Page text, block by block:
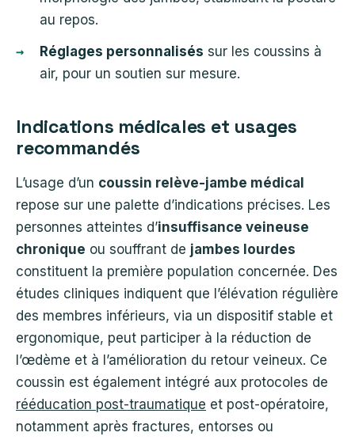
au repos.
Réglages personnalisés sur les coussins à
air, pour un soutien sur mesure.
Indications médicales et usages
recommandés
L’usage d’un coussin relève-jambe médical
repose sur une palette d’indications précises. Les
personnes atteintes d’insuffisance veineuse
chronique ou souffrant de jambes lourdes
constituent la première population concernée. Des
études cliniques indiquent que l’élévation régulière
des membres inférieurs, via un dispositif stable et
ergonomique, peut participer à la réduction de
l’œdème et à l’amélioration du retour veineux. Ce
coussin est également intégré aux protocoles de
rééducation post-traumatique et post-opératoire,
notamment après fractures, entorses ou